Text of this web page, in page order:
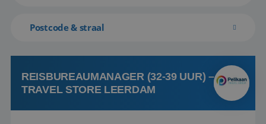
Postcode & straal
REISBUREAUMANAGER (32-39 UUR) –
TRAVEL STORE LEERDAM